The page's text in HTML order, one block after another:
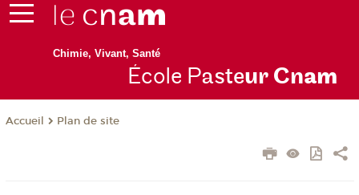
Chimie, Vivant, Santé
École Pasteur Cnam
Accueil Plan de site